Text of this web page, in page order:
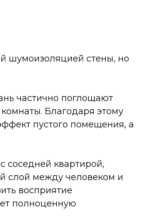
шумоизоляцией стены, но
частично поглощают
Благодаря этому
пустого помещения, а
соседней квартирой,
слой между человеком и
восприятие
полноценную